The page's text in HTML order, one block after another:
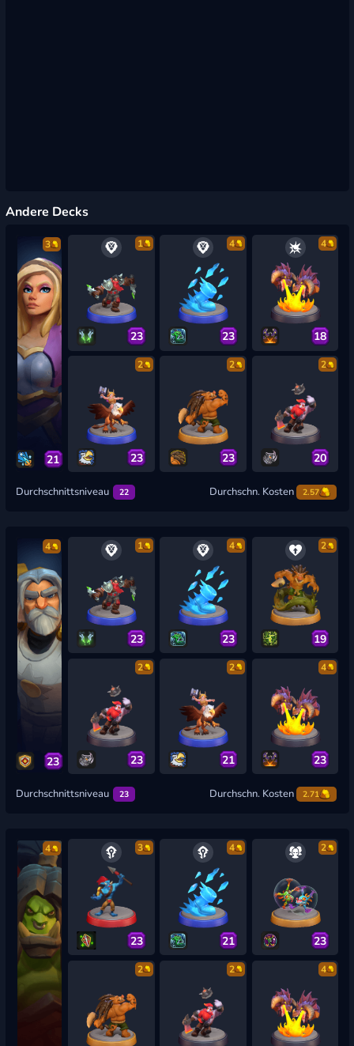
Andere Decks
3
21
1
23
4
23
4
18
2
23
2
23
2
20
Durchschnittsniveau 22 Durchschn. Kosten 2.57
4
23
1
23
4
23
2
19
2
23
2
21
4
23
Durchschnittsniveau 23 Durchschn. Kosten 2.71
4 3
23
4
21
2
23
2 2 4